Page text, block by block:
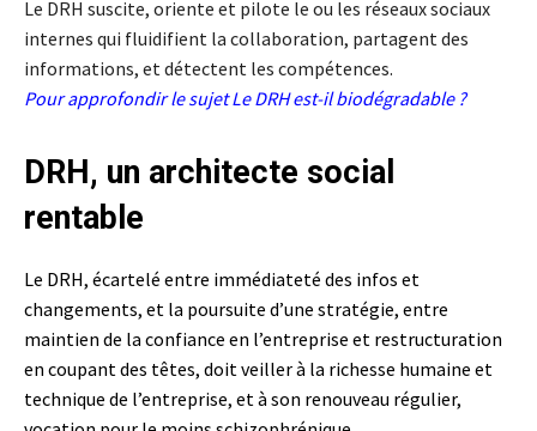
Le DRH suscite, oriente et pilote le ou les réseaux sociaux
internes qui fluidifient la collaboration, partagent des
informations, et détectent les compétences.
Pour approfondir le sujetLe DRH est-il biodégradable ?
DRH, un architecte social
rentable
Le DRH, écartelé entre immédiateté des infos et
changements, et la poursuite d’une stratégie, entre
maintien de la confiance en l’entreprise et restructuration
en coupant des têtes, doit veiller à la richesse humaine et
technique de l’entreprise, et à son renouveau régulier,